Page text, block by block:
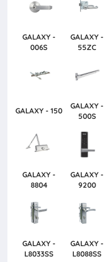
GALAXY -
006S
GALAXY -
55ZC
GALAXY - 150
GALAXY -
500S
GALAXY -
8804
GALAXY -
9200
GALAXY -
L8033SS
GALAXY -
L8088SS